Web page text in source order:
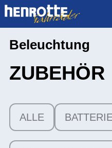
Beleuchtung
ZUBEHÖR
ALLE